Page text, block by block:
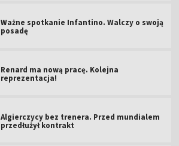
Ważne spotkanie Infantino. Walczy o swoją
posadę
Renard ma nową pracę. Kolejna
reprezentacja!
Algierczycy bez trenera. Przed mundialem
przedłużył kontrakt